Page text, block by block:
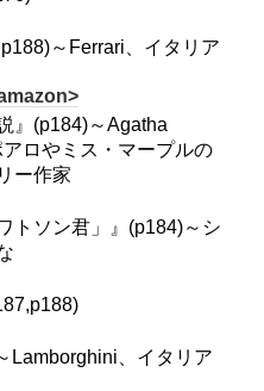
～Ferrari、イタリア
』(p184)～Agatha
ロやミス・マープルの
ー作家
トソン君」』(p184)～シ
Lamborghini、イタリア